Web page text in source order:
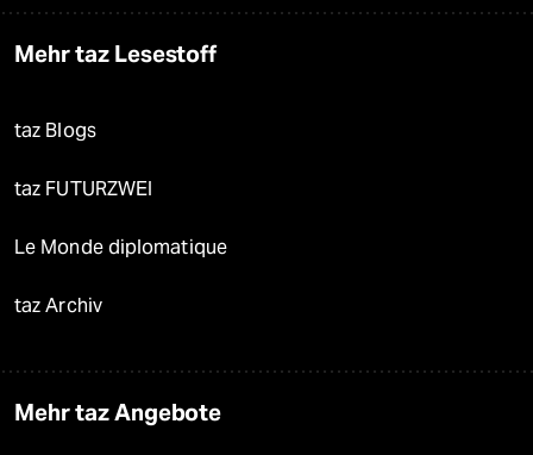
Mehr taz Lesestoff
taz Blogs
taz FUTURZWEI
Le Monde diplomatique
taz Archiv
Mehr taz Angebote